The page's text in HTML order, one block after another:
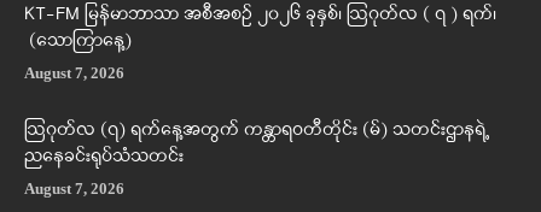
KT-FM မြန်မာဘာသာ အစီအစဉ် ၂၀၂၆ ခုနှစ်၊ ဩဂုတ်လ ( ၇ ) ရက်၊
(သောကြာနေ့)
August 7, 2026
ဩဂုတ်လ (၇) ရက်နေ့အတွက် ကန္တာရဝတီတိုင်း (မ်) သတင်းဌာနရဲ့
ညနေခင်းရုပ်သံသတင်း
August 7, 2026